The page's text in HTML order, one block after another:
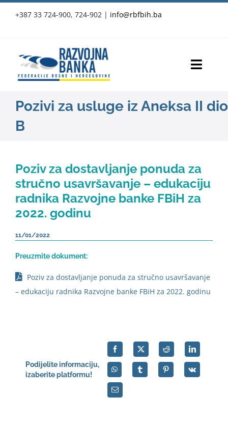
+387 33 724-900, 724-902 | info@rbfbih.ba
RBFBIH
Vijesti
English
Pozivi za usluge iz Aneksa II dio
B
Poziv za dostavljanje ponuda za
stručno usavršavanje – edukaciju
radnika Razvojne banke FBiH za
2022. godinu
11/01/2022
Preuzmite dokument:
Poziv za dostavljanje ponuda za stručno usavršavanje
– edukaciju radnika Razvojne banke FBiH za 2022. godinu
Podijelite informaciju,
izaberite platformu!